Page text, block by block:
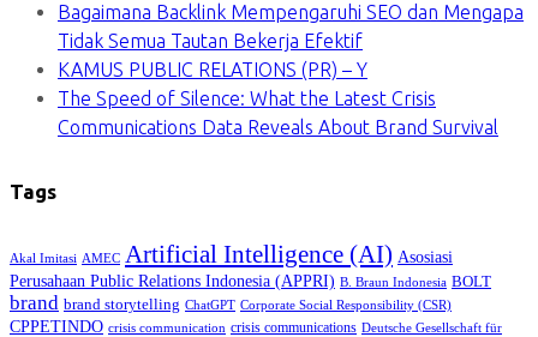
Bagaimana Backlink Mempengaruhi SEO dan Mengapa
Tidak Semua Tautan Bekerja Efektif
KAMUS PUBLIC RELATIONS (PR) – Y
The Speed of Silence: What the Latest Crisis
Communications Data Reveals About Brand Survival
Tags
Akal Imitasi AMEC Artificial Intelligence (AI) Asosiasi
Perusahaan Public Relations Indonesia (APPRI) B. Braun Indonesia BOLT
brand brand storytelling ChatGPT Corporate Social Responsibility (CSR)
CPPETINDO crisis communication crisis communications Deutsche Gesellschaft für